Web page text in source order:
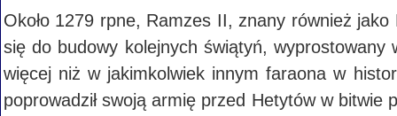
Około 1279 rpne, Ramzes II, znany również
się do budowy kolejnych świątyń, wyprostowany
więcej niż w jakimkolwiek innym faraona w
poprowadził swoją armię przed Hetytów w